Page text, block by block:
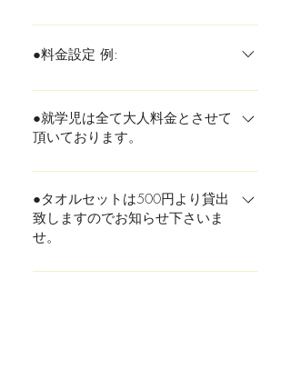
ダブルルーム：1名様まで無料 ク
ワッドルーム：2名様まで無料
まで無料） *無料のお子様におき
ましては添い寝の枕、タオル等の
用意を省かせていただきます。 上
料金を追加で頂戴いたします。 チ
ェックイン時にお支払いをお願い
致します。 *検索サイトで「子
供」と入力すると、検索結果に表
●料金設定 例:
例：料金は仮料金です。ホテル払
いの場合はOYOの規定により日に
より値段が変動しています。 例：
名)+(子供1名無料)＝4000円
[Double Room] 例：大人1名+子供1
名でQuadrupleなら (大人料金
3000円x1名)+(子供1名=無料なの
●就学児は全て大人料金とさせて
頂いております。
*乳幼児（赤ちゃんです）は人数
に数えませんので、無料となりま
す。ただし、枕、タオルの用意は
省かせていただきます。
●タオルセットは500円より貸出
致しますのでお知らせ下さいま
せ。
*無料のお子様におきましては添